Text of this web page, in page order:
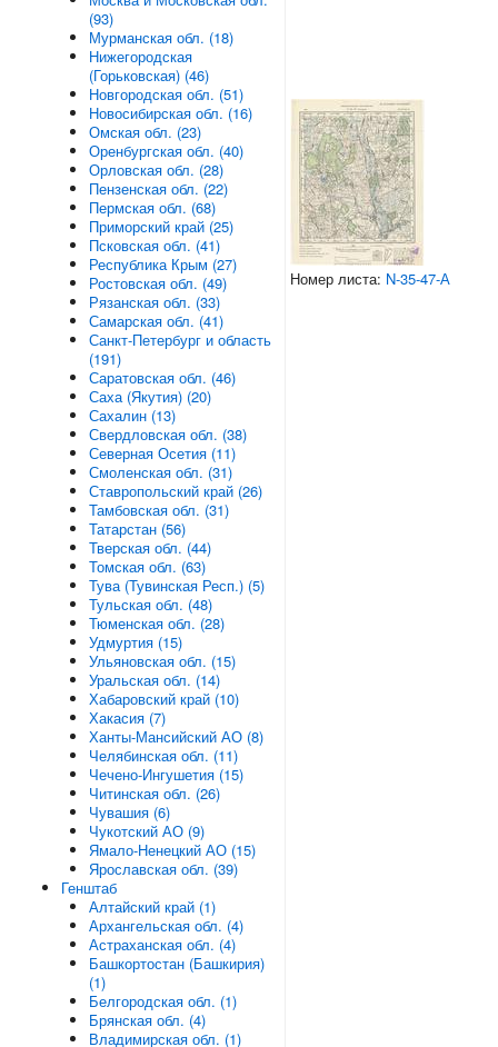
Номер листа: N-35-47-А
(93)
Мурманская обл. (18)
Нижегородская
(Горьковская) (46)
Новгородская обл. (51)
Новосибирская обл. (16)
Омская обл. (23)
Оренбургская обл. (40)
Орловская обл. (28)
Пензенская обл. (22)
Пермская обл. (68)
Приморский край (25)
Псковская обл. (41)
Республика Крым (27)
Ростовская обл. (49)
Рязанская обл. (33)
Самарская обл. (41)
Санкт-Петербург и область
(191)
Саратовская обл. (46)
Саха (Якутия) (20)
Сахалин (13)
Свердловская обл. (38)
Северная Осетия (11)
Смоленская обл. (31)
Ставропольский край (26)
Тамбовская обл. (31)
Татарстан (56)
Тверская обл. (44)
Томская обл. (63)
Тува (Тувинская Респ.) (5)
Тульская обл. (48)
Тюменская обл. (28)
Удмуртия (15)
Ульяновская обл. (15)
Уральская обл. (14)
Хабаровский край (10)
Хакасия (7)
Ханты-Мансийский АО (8)
Челябинская обл. (11)
Чечено-Ингушетия (15)
Читинская обл. (26)
Чувашия (6)
Чукотский АО (9)
Ямало-Ненецкий АО (15)
Ярославская обл. (39)
Генштаб
Алтайский край (1)
Архангельская обл. (4)
Астраханская обл. (4)
Башкортостан (Башкирия)
(1)
Белгородская обл. (1)
Брянская обл. (4)
Владимирская обл. (1)